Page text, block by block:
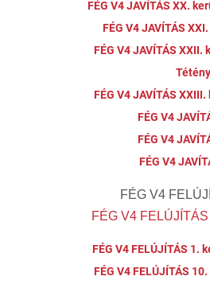
FÉG V4 JAVÍTÁS XX.
FÉG V4 JAVÍTÁS
FÉG V4 JAVÍTÁS
Tétény
FÉG V4 JAVÍTÁS
FÉG V4
FÉG V4
FÉG V4
FÉG V4
FÉG V4
FÉG V4 FELÚJÍTÁS 1.
FÉG V4 FELÚJÍTÁS